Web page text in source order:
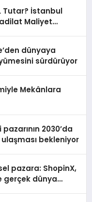
Tutar? İstanbul
Maliyet
dünyaya
sürdürüyor
Mekânlara
2030’da
bekleniyor
pazara: ShopinX,
gerçek dünya